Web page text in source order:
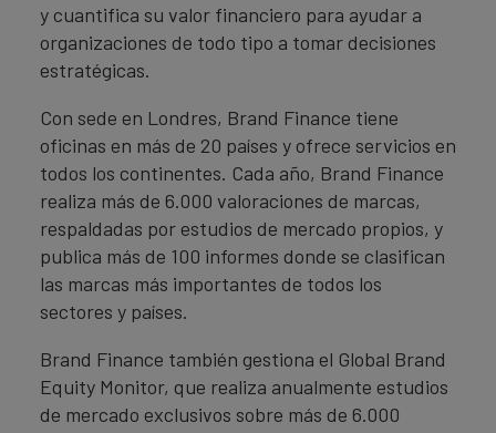
y cuantifica su valor financiero para ayudar a
organizaciones de todo tipo a tomar decisiones
estratégicas.
Con sede en Londres, Brand Finance tiene
oficinas en más de 20 países y ofrece servicios en
todos los continentes. Cada año, Brand Finance
realiza más de 6.000 valoraciones de marcas,
respaldadas por estudios de mercado propios, y
publica más de 100 informes donde se clasifican
las marcas más importantes de todos los
sectores y países.
Brand Finance también gestiona el Global Brand
Equity Monitor, que realiza anualmente estudios
de mercado exclusivos sobre más de 6.000